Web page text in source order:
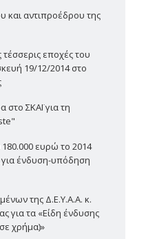
αντιπροέδρου της
εποχές του
19/12/2014 στο
ΣΚΑΪ για τη
ευρώ το 2014
ένδυση-υπόδηση
της Δ.Ε.Υ.Α.Α. κ.
για τα «Είδη ένδυσης
χρήμα)»